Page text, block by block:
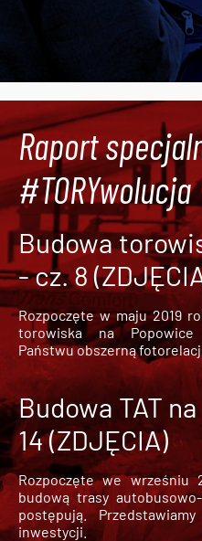
Raport
#TORYwolucja
Budowa
- cz. 8
Rozpoczęte w maju 2019
torowiska na Popowice
Państwu obszerną
Budowa TAT
14 (ZDJĘCIA)
Rozpoczęte we wrześniu
budową trasy
postępują.
inwestycji.